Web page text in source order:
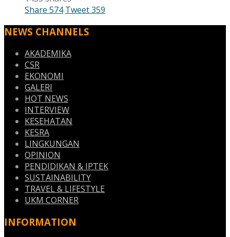
Share 574 Tweet359
NEWS CHANNELS
AKADEMIKA
CSR
EKONOMI
GALERI
HOT NEWS
INTERVIEW
KESEHATAN
KESRA
LINGKUNGAN
OPINION
PENDIDIKAN & IPTEK
SUSTAINABILITY
TRAVEL & LIFESTYLE
UKM CORNER
INFORMATION